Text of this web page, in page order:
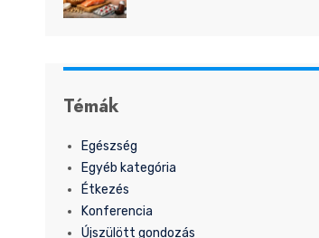
Témák
Egészség
Egyéb kategória
Étkezés
Konferencia
Újszülött gondozás